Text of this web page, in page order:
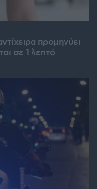
προμηνύει
σε 1 λεπτό